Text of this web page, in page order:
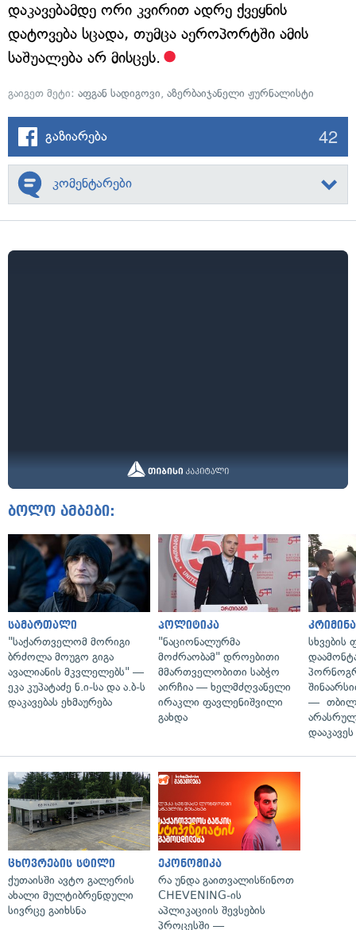
დაკავებამდე ორი კვირით ადრე ქვეყნის
დატოვება სცადა, თუმცა აეროპორტში ამის
საშუალება არ მისცეს.
გაიგეთ მეტი: აფგან სადიგოვი, აზერბაიჯანელი ჟურნალისტი
გაზიარება 42
კომენტარები
ბოლო ამბები:
სამართალი
"საქართველომ მორიგი
ბრძოლა მოუგო გიგა
ავალიანის მკვლელებს" —
ეკა კუპატაძე ნ.ი-სა და ა.ბ-ს
დაკავებას ეხმაურება
პოლიტიკა
"ნაციონალურმა
მოძრაობამ" დროებითი
მმართველობითი საბჭო
აირჩია — ხელმძღვანელი
ირაკლი ფავლენიშვილი
გახდა
სხვების
—
დააკავეს
ცხოვრების სტილი
ქუთაისში ავტო გალერის
ახალი მულტიბრენდული
სივრცე გაიხსნა
ეკონომიკა
რა უნდა გაითვალისწინოთ
CHEVENING-ის
აპლიკაციის შევსების
პროცესში —